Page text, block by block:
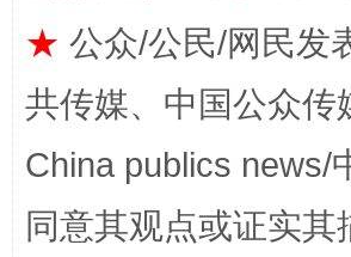
★ 公众/公民/网民发
共传媒、中国公众传
China publics news/
同意其观点或证实